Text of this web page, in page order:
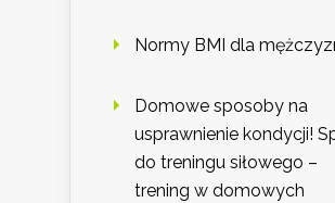
Normy BMI dla
Domowe sposoby na
usprawnienie kondycji!
do treningu siłowego –
trening w domowych